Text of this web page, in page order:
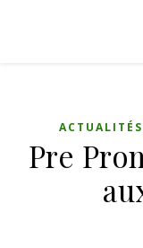
ACTUALITÉS
Pre